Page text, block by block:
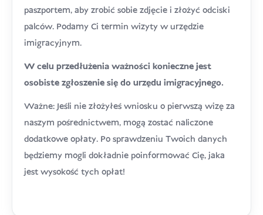
paszportem, aby zrobić sobie zdjęcie i złożyć odciski
palców. Podamy Ci termin wizyty w urzędzie
imigracyjnym.
W celu przedłużenia ważności konieczne jest
osobiste zgłoszenie się do urzędu imigracyjnego.
Ważne: Jeśli nie złożyłeś wniosku o pierwszą wizę za
naszym pośrednictwem, mogą zostać naliczone
dodatkowe opłaty. Po sprawdzeniu Twoich danych
będziemy mogli dokładnie poinformować Cię, jaka
jest wysokość tych opłat!